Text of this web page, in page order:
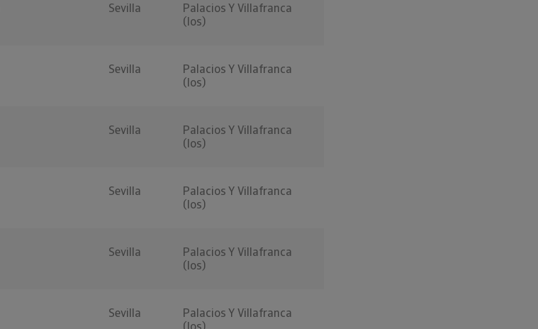
Sevilla
Palacios Y Villafranca
(los)
Sevilla
Palacios Y Villafranca
(los)
Sevilla
Palacios Y Villafranca
(los)
Sevilla
Palacios Y Villafranca
(los)
Sevilla
Palacios Y Villafranca
(los)
Sevilla
Palacios Y Villafranca